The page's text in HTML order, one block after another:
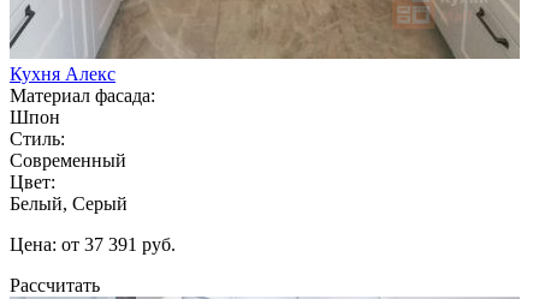
Кухня Алекс
Материал фасада:
Шпон
Стиль:
Современный
Цвет:
Белый, Серый
Цена: от 37 391 руб.
Рассчитать